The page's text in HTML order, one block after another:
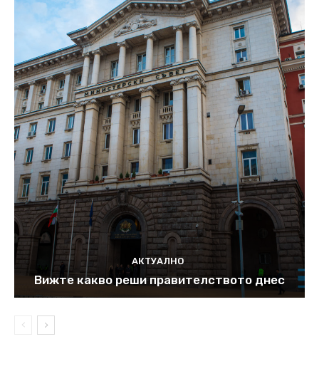
АКТУАЛНО
Вижте какво реши правителството днес